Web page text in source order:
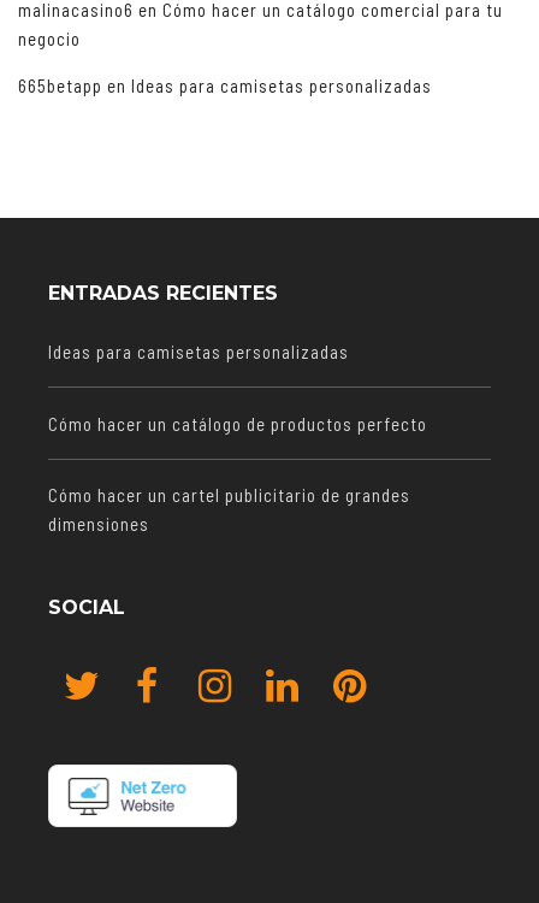
malinacasino6 en Cómo hacer un catálogo comercial para tu
negocio
665betapp en Ideas para camisetas personalizadas
ENTRADAS RECIENTES
Ideas para camisetas personalizadas
Cómo hacer un catálogo de productos perfecto
Cómo hacer un cartel publicitario de grandes
dimensiones
SOCIAL